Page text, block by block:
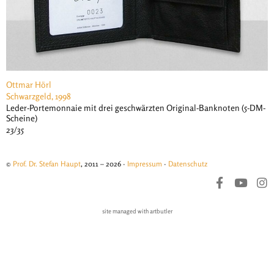
Ottmar Hörl
Schwarzgeld, 1998
Leder-Portemonnaie mit drei geschwärzten Original-Banknoten (5-DM-
Scheine)
23/35
© Prof. Dr. Stefan Haupt, 2011 – 2026 · Impressum · Datenschutz
site managed with artbutler